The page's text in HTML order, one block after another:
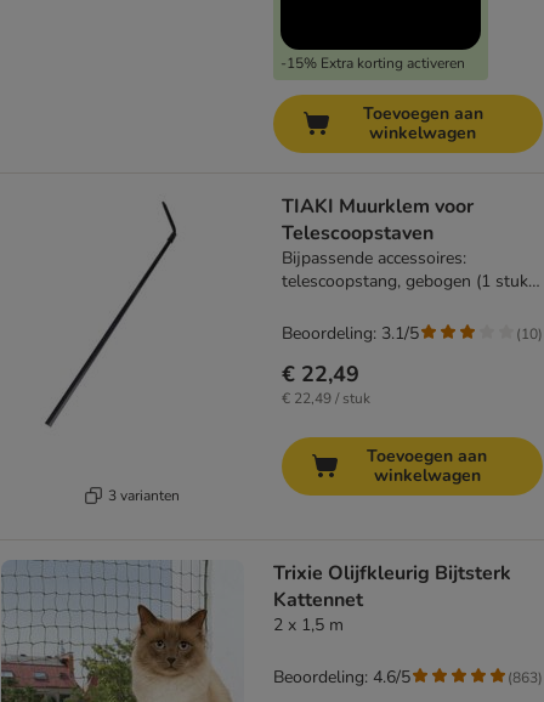
-15% Extra korting activeren
Toevoegen aan
winkelwagen
3 varianten
TIAKI Muurklem voor
Telescoopstaven
Bijpassende accessoires:
telescoopstang, gebogen (1 stuk)
€ 22,49
€ 22,49 / stuk
Beoordeling: 3.1/5 (10)
Toevoegen aan
winkelwagen
Trixie Olijfkleurig Bijtsterk
Kattennet
2 x 1,5 m
Beoordeling: 4.6/5 (863)